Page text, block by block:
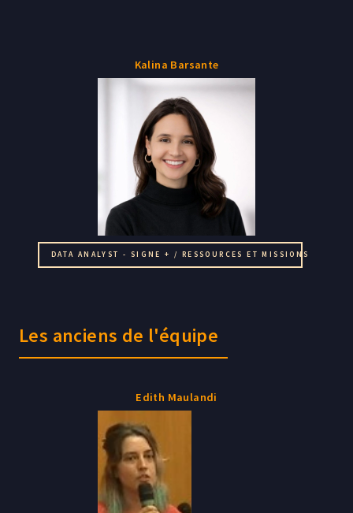
Kalina Barsante
DATA ANALYST - SIGNE + / RESSOURCES ET MISSIONS
Les anciens de l'équipe
Edith Maulandi